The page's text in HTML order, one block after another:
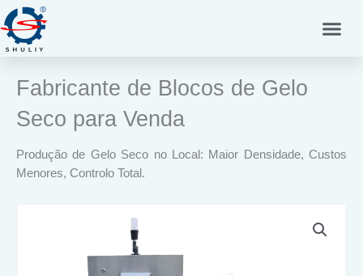
Skip
to
content
Fabricante de Blocos de Gelo
Seco para Venda
Produção de Gelo Seco no Local: Maior Densidade, Custos
Menores, Controlo Total.